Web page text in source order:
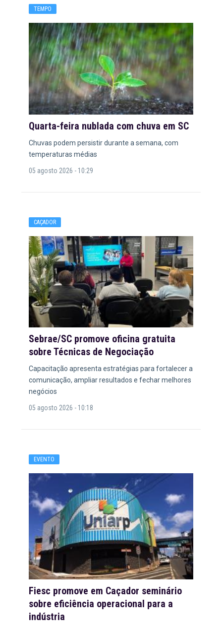
TEMPO
Quarta-feira nublada com chuva em SC
Chuvas podem persistir durante a semana, com
temperaturas médias
05 agosto 2026 - 10:29
CAÇADOR
Sebrae/SC promove oficina gratuita
sobre Técnicas de Negociação
Capacitação apresenta estratégias para fortalecer a
comunicação, ampliar resultados e fechar melhores
negócios
05 agosto 2026 - 10:18
EVENTO
Fiesc promove em Caçador seminário
sobre eficiência operacional para a
indústria